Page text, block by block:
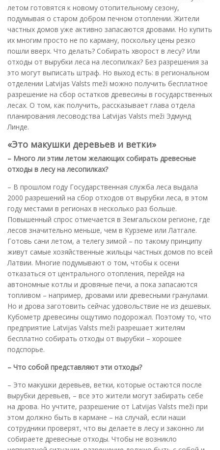
летом готовятся к новому отопительному сезону,
подумывая о старом добром печном отоплении. Жители
частных домов уже активно запасаются дровами. Но купить
их многим просто не по карману, поскольку цены резко
пошли вверх. Что делать? Собирать хворост в лесу? Или
отходы от вырубки леса на лесопилках? Без разрешения за
это могут выписать штраф. Но выход есть: в региональном
отделении Latvijas Valsts meži можно получить бесплатное
разрешение на сбор остатков древесины в государственных
лесах. О том, как получить, рассказывает глава отдела
планирования лесоводства Latvijas Valsts meži Эдмунд
Линде.
«Это макушки деревьев и ветки»
– Много ли этим летом желающих собирать древесные
отходы в лесу на лесопилках?
– В прошлом году Государственная служба леса выдала
2000 разрешений на сбор отходов от вырубки леса, в этом
году местами в регионах в несколько раз больше.
Повышенный спрос отмечается в Земгальском регионе, где
лесов значительно меньше, чем в Курземе или Латгале.
Готовь сани летом, а телегу зимой – по такому принципу
живут самые хозяйственные жильцы частных домов по всей
Латвии. Многие подумывают о том, чтобы к осени
отказаться от центрального отопления, перейдя на
автономные котлы и дровяные печи, а пока запасаются
топливом – например, дровами или древесными гранулами.
Но и дрова заготовить сейчас удовольствие не из дешевых.
Кубометр древесины ощутимо подорожал. Поэтому то, что
предприятие Latvijas Valsts meži разрешает жителям
бесплатно собирать отходы от вырубки – хорошее
подспорье.
– Что собой представляют эти отходы?
– Это макушки деревьев, ветки, которые остаются после
вырубки деревьев, – все это жители могут забирать себе
на дрова. Но учтите, разрешение от Latvijas Valsts meži при
этом должно быть в кармане – на случай, если наши
сотрудники проверят, что вы делаете в лесу и законно ли
собираете древесные отходы. Чтобы не возникло